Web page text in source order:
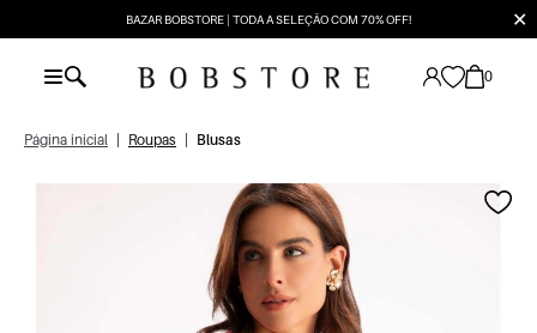
BAZAR BOBSTORE | TODA A SELEÇÃO COM 70% OFF! ✕
0
Página inicial Roupas Blusas